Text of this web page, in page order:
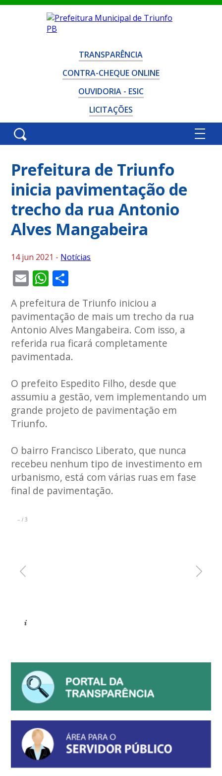
TRANSPARÊNCIA
CONTRA-CHEQUE ONLINE
OUVIDORIA - ESIC
LICITAÇÕES
Prefeitura de Triunfo
inicia pavimentação de
trecho da rua Antonio
Alves Mangabeira
14 jun 2021 - Notícias
EmailWhatsApp
A prefeitura de Triunfo iniciou a
pavimentação de mais um trecho da rua
Antonio Alves Mangabeira. Com isso, a
referida rua ficará completamente
pavimentada.
O prefeito Espedito Filho, desde que
assumiu a gestão, vem implementando um
grande projeto de pavimentação em
Triunfo.
O bairro Francisco Liberato, que nunca
recebeu nenhum tipo de investimento em
urbanismo, está com várias ruas em fase
final de pavimentação.
– /3